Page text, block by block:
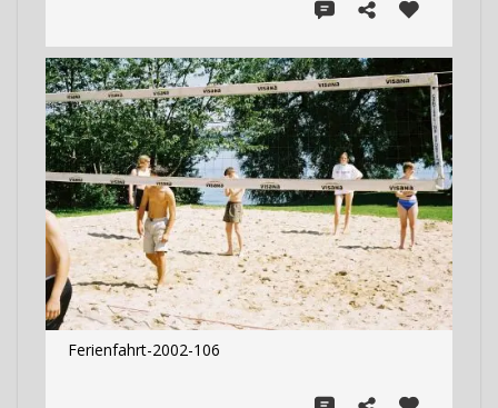
Ferienfahrt-2002-106